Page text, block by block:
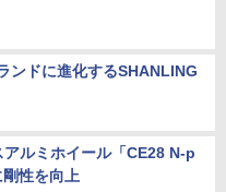
ンドに進化するSHANLING
アルミホイール「CE28 N-p
性を向上